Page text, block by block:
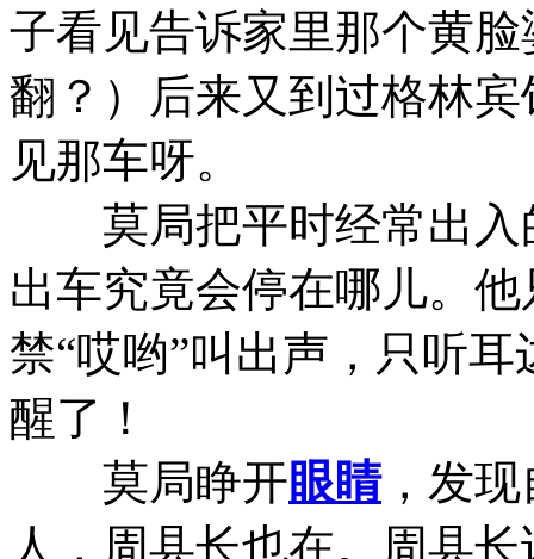
子看见告诉家里那个黄
翻？）后来又到过格林
见那车呀。
莫局把平时经常出入
出车究竟会停在哪儿。
禁“哎哟”叫出声，只听
醒了！
莫局睁开眼睛，发现
人，周县长也在。周县